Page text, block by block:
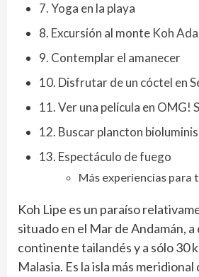
7. Yoga en la playa
8. Excursión al monte Koh
9. Contemplar el amanecer
10. Disfrutar de un cóctel en
11. Ver una película en OMG!
12. Buscar plancton
13. Espectáculo de fuego
Más experiencias para
Koh Lipe es un paraíso
situado en el Mar de Andamán, a
continente tailandés y a sólo 30
Malasia. Es la isla más meridional